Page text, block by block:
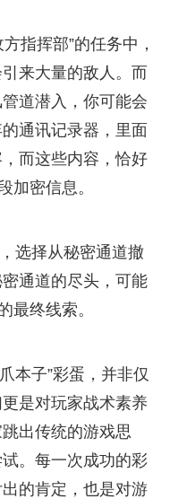
指挥部”的任务中，
来大量的敌人。而
道潜入，你可能会
通讯记录器，里面
而这些内容，恰好
加密信息。
选择从秘密通道撤
通道的尽头，可能
最终线索。
本子”彩蛋，并非仅
是对玩家战术素养
出传统的游戏思
。每一次成功的彩
的肯定，也是对游